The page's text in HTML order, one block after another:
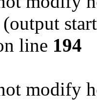
line 194
modify